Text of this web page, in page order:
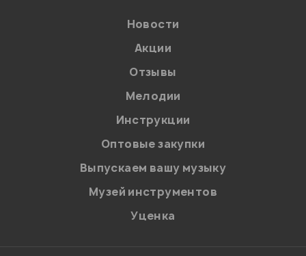
Новости
Акции
Отзывы
Мелодии
Инструкции
Оптовые закупки
Выпускаем вашу музыку
Музей инструментов
Уценка